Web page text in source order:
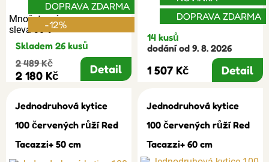
Množstevní
sleva 30%
DOPRAVA ZDARMA
-12%
Skladem 26 kusů
2 489 Kč
2 180 Kč Detail
DOPRAVA ZDARMA
14 kusů
dodání od 9. 8. 2026
1 507 Kč Detail
Jednodruhová kytice
100 červených růží Red
Tacazzi+ 50 cm
Jednodruhová kytice
100 červených růží Red
Tacazzi+ 60 cm